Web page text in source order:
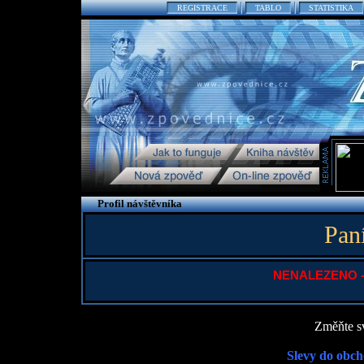
REGISTRACE TABLO STATISTIKA
Profil návštěvníka
NENALEZENO
Změňte
Slevy do